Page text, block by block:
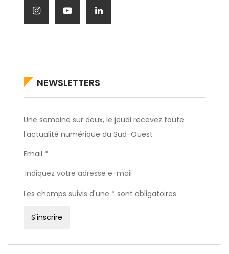
NEWSLETTERS
Une semaine sur deux, le jeudi recevez toute
l'actualité numérique du Sud-Ouest
Email *
Les champs suivis d'une * sont obligatoires